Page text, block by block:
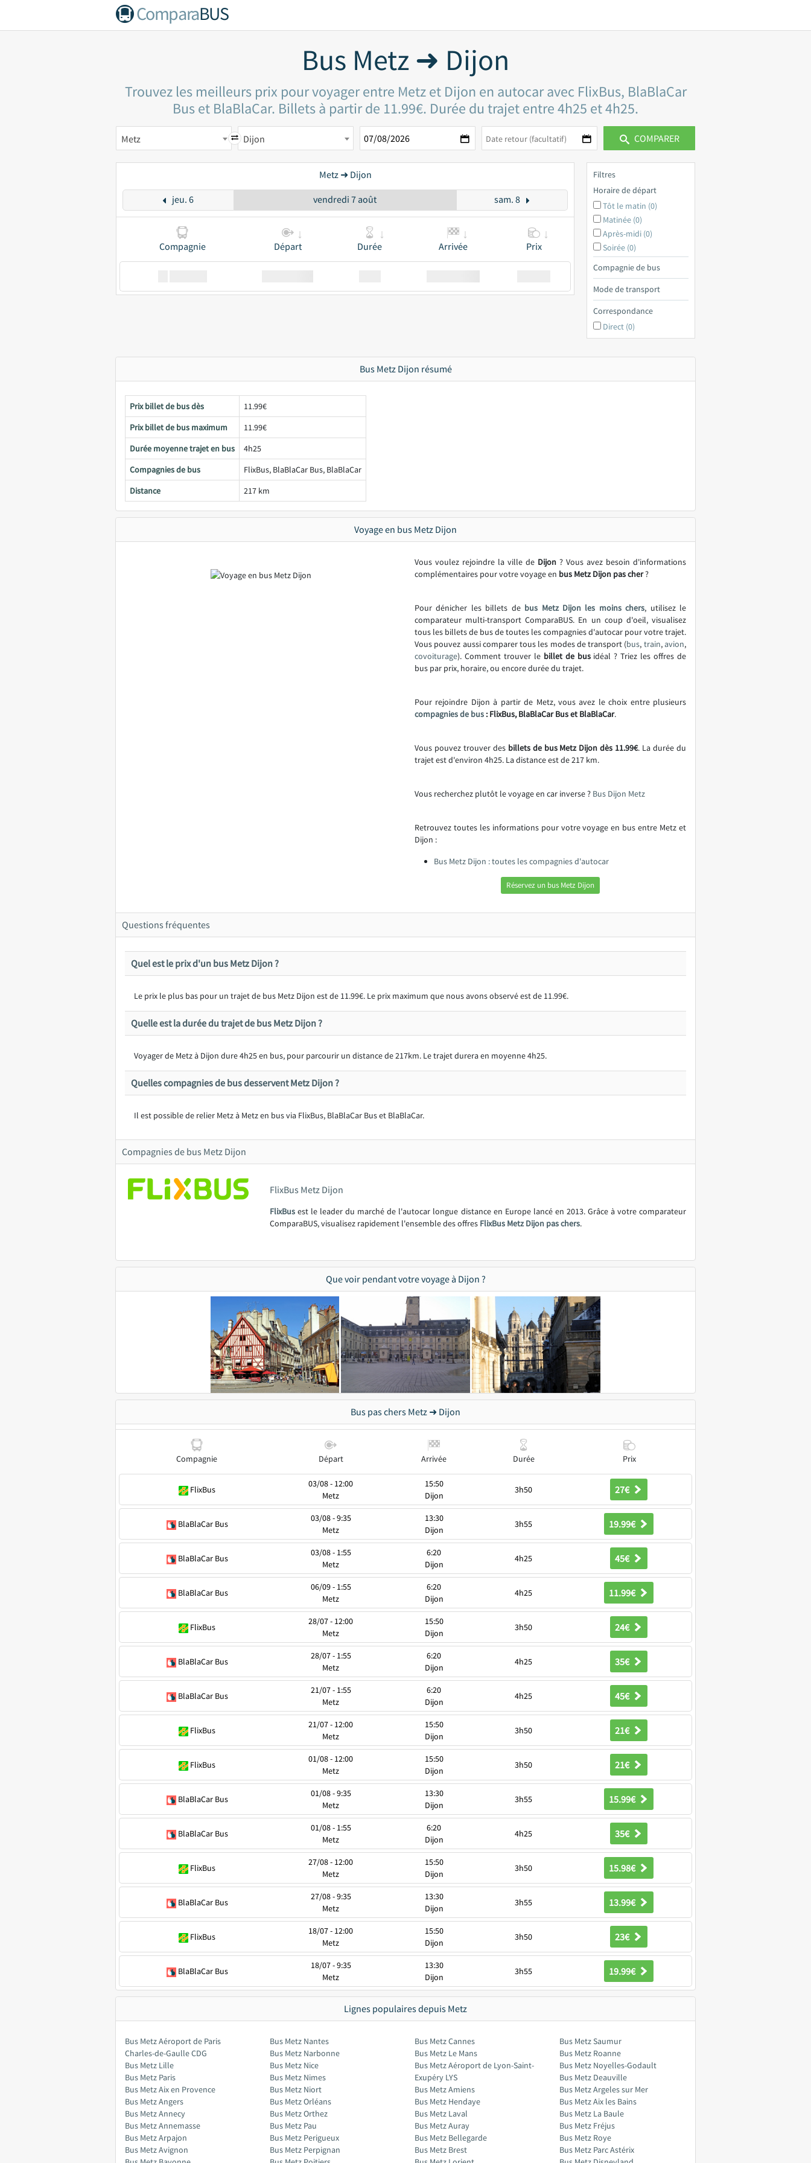
ComparaBUS
Bus Metz ➜ Dijon
Trouvez les meilleurs prix pour voyager entre Metz et Dijon en autocar avec FlixBus, BlaBlaCar
Bus et BlaBlaCar. Billets à partir de 11.99€. Durée du trajet entre 4h25 et 4h25.
Metz Dijon COMPARER
Metz ➜ Dijon
jeu. 6 vendredi 7 août sam. 8
Compagnie Départ Durée Arrivée Prix
Filtres
Horaire de départ
Tôt le matin (0)
Matinée (0)
Après-midi (0)
Soirée (0)
Compagnie de bus
Mode de transport
Correspondance
Direct (0)
Bus Metz Dijon résumé
Prix billet de bus dès
11.99€
Prix billet de bus maximum
11.99€
Durée moyenne trajet en bus
4h25
Compagnies de bus
FlixBus, BlaBlaCar Bus, BlaBlaCar
Distance
217 km
Voyage en bus Metz Dijon
Vous voulez rejoindre la ville de Dijon ? Vous avez besoin d'informations
complémentaires pour votre voyage en bus Metz Dijon pas cher?
Pour dénicher les billets de bus Metz Dijon les moins chers, utilisez le
comparateur multi-transport ComparaBUS. En un coup d'oeil, visualisez
tous les billets de bus de toutes les compagnies d'autocar pour votre trajet.
Vous pouvez aussi comparer tous les modes de transport (bus, train,avion,
covoiturage). Comment trouver le billet de busidéal ? Triez les offres de
bus par prix, horaire, ou encore durée du trajet.
Pour rejoindre Dijon à partir de Metz, vous avez le choix entre plusieurs
compagnies de bus : FlixBus, BlaBlaCar Bus et BlaBlaCar.
Vous pouvez trouver des billets de bus Metz Dijon dès 11.99€. La durée du
trajet est d'environ 4h25. La distance est de 217 km.
Vous recherchez plutôt le voyage en car inverse ? Bus Dijon Metz
Retrouvez toutes les informations pour votre voyage en bus entre Metz et
Dijon :
Bus Metz Dijon : toutes les compagnies d'autocar
Réservez un bus Metz Dijon
Questions fréquentes
Quel est le prix d'un bus Metz Dijon ?
Le prix le plus bas pour un trajet de bus Metz Dijon est de 11.99€. Le prix maximum que nous avons observé est de 11.99€.
Quelle est la durée du trajet de bus Metz Dijon ?
Voyager de Metz à Dijon dure 4h25 en bus, pour parcourir un distance de 217km. Le trajet durera en moyenne 4h25.
Quelles compagnies de bus desservent Metz Dijon ?
Il est possible de relier Metz à Metz en bus via FlixBus, BlaBlaCar Bus et BlaBlaCar.
Compagnies de bus Metz Dijon
FlixBus Metz Dijon
FlixBus est le leader du marché de l'autocar longue distance en Europe lancé en 2013. Grâce à votre comparateur
ComparaBUS, visualisez rapidement l'ensemble des offres FlixBus Metz Dijon pas chers.
Que voir pendant votre voyage à Dijon ?
Bus pas chers Metz ➜ Dijon
Compagnie Départ Arrivée Durée Prix
FlixBus
03/08 - 12:00
Metz
15:50
Dijon
3h50 27€
BlaBlaCar Bus
03/08 - 9:35
Metz
13:30
Dijon
3h55 19.99€
BlaBlaCar Bus
03/08 - 1:55
Metz
6:20
Dijon
4h25 45€
BlaBlaCar Bus
06/09 - 1:55
Metz
6:20
Dijon
4h25 11.99€
FlixBus
28/07 - 12:00
Metz
15:50
Dijon
3h50 24€
BlaBlaCar Bus
28/07 - 1:55
Metz
6:20
Dijon
4h25 35€
BlaBlaCar Bus
21/07 - 1:55
Metz
6:20
Dijon
4h25 45€
FlixBus
21/07 - 12:00
Metz
15:50
Dijon
3h50 21€
FlixBus
01/08 - 12:00
Metz
15:50
Dijon
3h50 21€
BlaBlaCar Bus
01/08 - 9:35
Metz
13:30
Dijon
3h55 15.99€
BlaBlaCar Bus
01/08 - 1:55
Metz
6:20
Dijon
4h25 35€
FlixBus
27/08 - 12:00
Metz
15:50
Dijon
3h50 15.98€
BlaBlaCar Bus
27/08 - 9:35
Metz
13:30
Dijon
3h55 13.99€
FlixBus
18/07 - 12:00
Metz
15:50
Dijon
3h50 23€
BlaBlaCar Bus
18/07 - 9:35
Metz
13:30
Dijon
3h55 19.99€
Lignes populaires depuis Metz
Bus Metz Aéroport de Paris
Charles-de-Gaulle CDG
Bus Metz Lille
Bus Metz Paris
Bus Metz Aix en Provence
Bus Metz Angers
Bus Metz Annecy
Bus Metz Annemasse
Bus Metz Arpajon
Bus Metz Avignon
Bus Metz Nantes
Bus Metz Narbonne
Bus Metz Nice
Bus Metz Nimes
Bus Metz Niort
Bus Metz Orléans
Bus Metz Orthez
Bus Metz Pau
Bus Metz Perigueux
Bus Metz Perpignan
Bus Metz Cannes
Bus Metz Le Mans
Bus Metz Aéroport de Lyon-Saint-
Exupéry LYS
Bus Metz Amiens
Bus Metz Hendaye
Bus Metz Laval
Bus Metz Auray
Bus Metz Bellegarde
Bus Metz Brest
Bus Metz Saumur
Bus Metz Roanne
Bus Metz Noyelles-Godault
Bus Metz Deauville
Bus Metz Argeles sur Mer
Bus Metz Aix les Bains
Bus Metz La Baule
Bus Metz Fréjus
Bus Metz Roye
Bus Metz Parc Astérix